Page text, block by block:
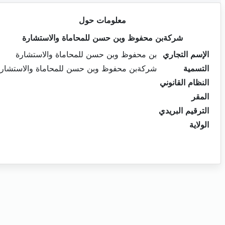
معلومات حول
شركةبن محفوظ وبن حسن للمحاماة والاستشارة
الإسم التجاري
بن محفوظ وبن حسن للمحاماة والاستشارة
التسمية
شركةبن محفوظ وبن حسن للمحاماة
النظام القانوني
المقر
الترقيم البريدي
الولاية